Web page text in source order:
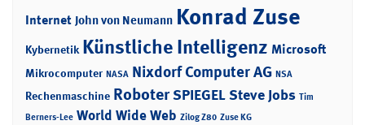
Internet John von Neumann Konrad Zuse
Kybernetik Künstliche Intelligenz Microsoft
Mikrocomputer NASA Nixdorf Computer AG NSA
Rechenmaschine RoboterSPIEGELSteve Jobs Tim
Berners-Lee World Wide Web Zilog Z80 Zuse KG